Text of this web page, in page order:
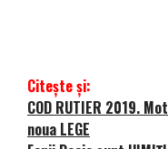
Citește și:
COD RUTIER 2019.
noua LEGE